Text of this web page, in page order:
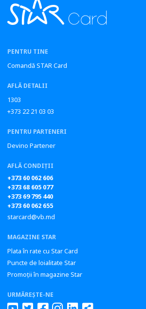
PENTRU TINE
Comandă STAR Card
AFLĂ DETALII
1303
+373 22 21 03 03
PENTRU PARTENERI
Devino Partener
AFLĂ CONDIȚII
+373 60 062 606
+373 68 605 077
+373 69 795 440
+373 60 062 655
starcard@vb.md
MAGAZINE STAR
Plata în rate cu Star Card
Puncte de loialitate Star
Promoții în magazine Star
URMĂREȘTE-NE